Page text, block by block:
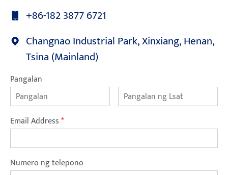
+86-182 3877 6721
Changnao Industrial Park, Xinxiang, Henan,
Tsina (Mainland)
Pangalan
Email Address*
Numero ng telepono